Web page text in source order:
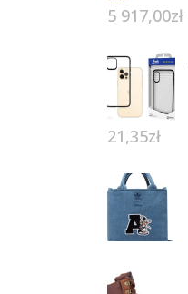
5 917,00zł
21,35zł